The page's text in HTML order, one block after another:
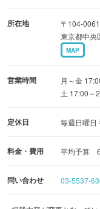
◇粉物・一品料理
新鮮で濃厚な黄身
ふわふわの生地に旨
「海鮮ミックス玉」
38種をお楽しみい
◇お席
各種ご宴会に最適な
ー等お気軽にご相談
所在地
〒104-0061
東京都中央
MAP
営業時間
月～金
土 17:00～
定休日 毎週日曜日
料金・費用 平均予算
問い合わせ 03-5537-